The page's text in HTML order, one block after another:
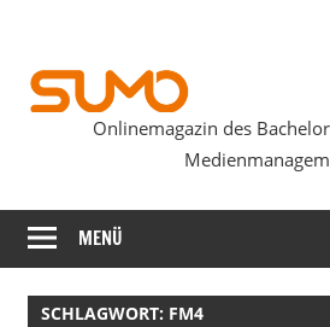
springen
Onlinemagazin des
MENÜ
SCHLAGWORT: FM4